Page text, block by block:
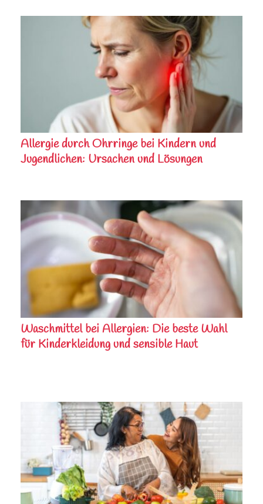
Allergie durch Ohrringe bei Kindern und
Jugendlichen: Ursachen und Lösungen
Waschmittel bei Allergien: Die beste Wahl
für Kinderkleidung und sensible Haut